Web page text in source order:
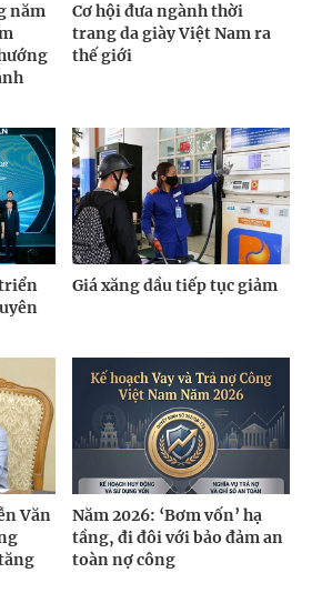
năm
Cơ hội đưa ngành thời
trang da giày Việt Nam ra
thế giới
Giá xăng dầu tiếp tục giảm
Văn
Năm 2026: ‘Bơm vốn’ hạ
tầng, đi đôi với bảo đảm an
toàn nợ công